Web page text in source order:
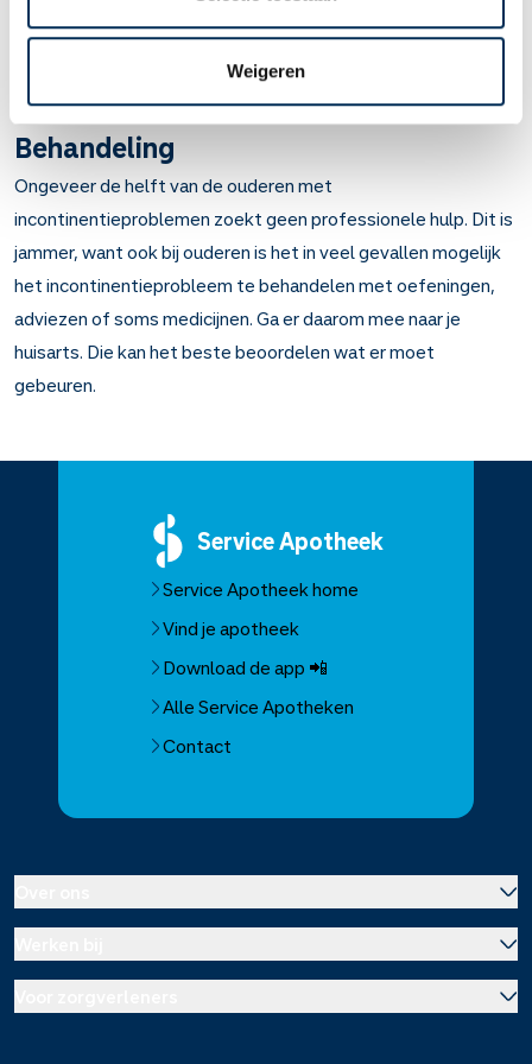
Weigeren
gaan, de kleding los te maken en te gaan zitten om te
plassen. Ook medicijngebruik kan meespelen.
Behandeling
Ongeveer de helft van de ouderen met
incontinentieproblemen zoekt geen professionele hulp. Dit is
jammer, want ook bij ouderen is het in veel gevallen mogelijk
het incontinentieprobleem te behandelen met oefeningen,
adviezen of soms medicijnen. Ga er daarom mee naar je
huisarts. Die kan het beste beoordelen wat er moet
gebeuren.
ServiceApotheek
Service Apotheek home
Vind je apotheek
Download de app 📲
Alle Service Apotheken
Contact
Over Mosadex